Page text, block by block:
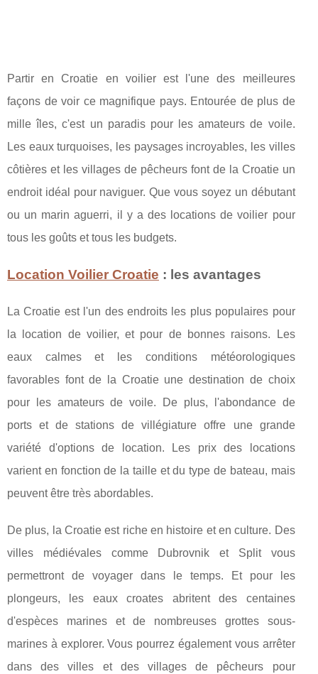
Partir en Croatie en voilier est l'une des meilleures
façons de voir ce magnifique pays. Entourée de plus de
mille îles, c'est un paradis pour les amateurs de voile.
Les eaux turquoises, les paysages incroyables, les villes
côtières et les villages de pêcheurs font de la Croatie un
endroit idéal pour naviguer. Que vous soyez un débutant
ou un marin aguerri, il y a des locations de voilier pour
tous les goûts et tous les budgets.
Location Voilier Croatie : les avantages
La Croatie est l'un des endroits les plus populaires pour
la location de voilier, et pour de bonnes raisons. Les
eaux calmes et les conditions météorologiques
favorables font de la Croatie une destination de choix
pour les amateurs de voile. De plus, l'abondance de
ports et de stations de villégiature offre une grande
variété d'options de location. Les prix des locations
varient en fonction de la taille et du type de bateau, mais
peuvent être très abordables.
De plus, la Croatie est riche en histoire et en culture. Des
villes médiévales comme Dubrovnik et Split vous
permettront de voyager dans le temps. Et pour les
plongeurs, les eaux croates abritent des centaines
d'espèces marines et de nombreuses grottes sous-
marines à explorer. Vous pourrez également vous arrêter
dans des villes et des villages de pêcheurs pour